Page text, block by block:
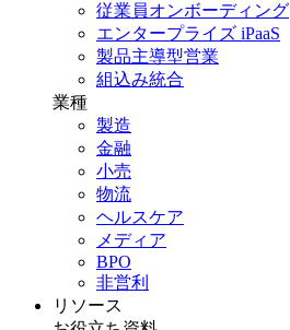
従業員オンボーディング
エンタープライズ iPaaS
製品主導型営業
組込み統合
業種
製造
金融
小売
物流
ヘルスケア
メディア
BPO
非営利
リソース